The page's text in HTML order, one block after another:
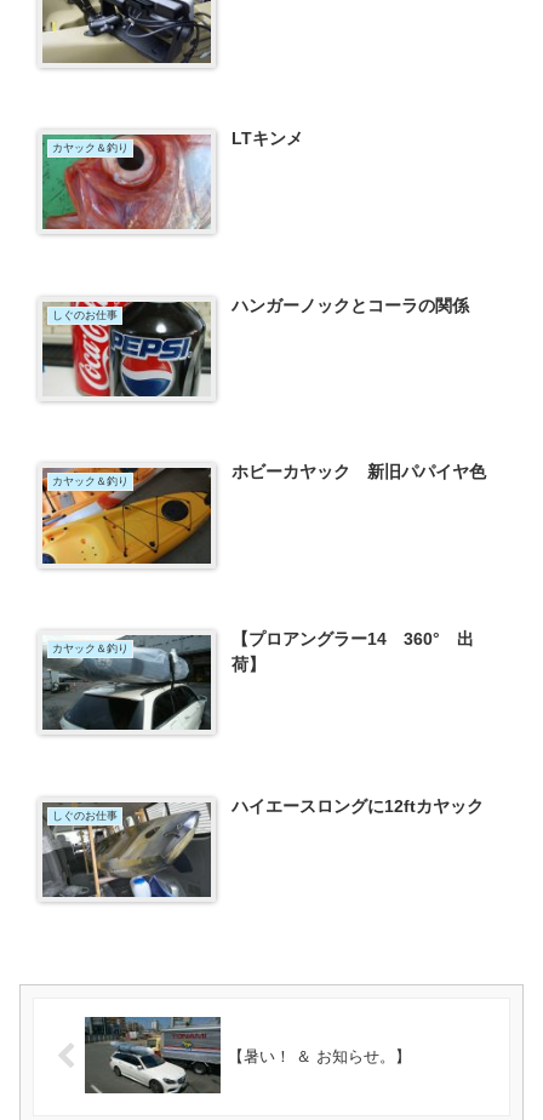
カヤック＆釣り LTキンメ
しぐのお仕事 ハンガーノックとコーラの関係
カヤック＆釣り ホビーカヤック 新旧パパイヤ色
カヤック＆釣り
【プロアングラー14 360° 出
荷】
しぐのお仕事 ハイエースロングに12ftカヤック
【暑い！ ＆ お知らせ。】